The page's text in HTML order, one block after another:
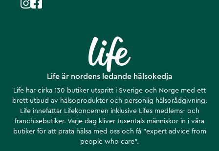
Life är nordens ledande hälsokedja
Life har cirka 130 butiker utspritt i Sverige och Norge med ett
brett utbud av hälsoprodukter och personlig hälsorådgivning.
Life innefattar Lifekoncernen inklusive Lifes medlems- och
franchisebutiker. Varje dag kliver tusentals människor in i våra
butiker för att prata hälsa med oss och få ”expert advice from
people who care”.